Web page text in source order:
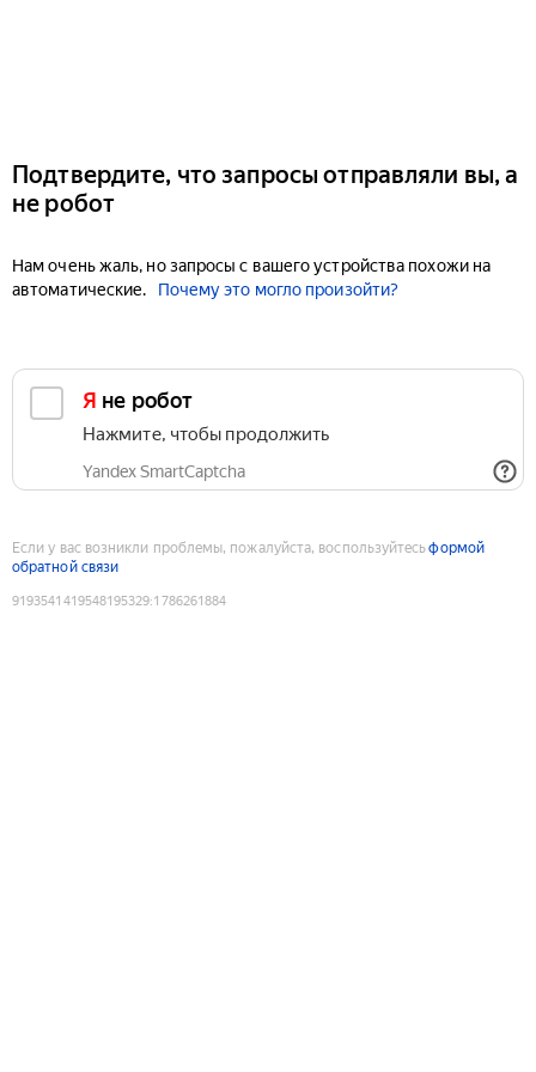
Подтвердите, что запросы отправляли вы, а
не робот
Нам очень жаль, но запросы с вашего устройства похожи на
автоматические.
Почему это могло произойти?
Я не робот
Нажмите, чтобы продолжить
Yandex SmartCaptcha
Если у вас возникли проблемы, пожалуйста, воспользуйтесьформой
обратной связи
9193541419548195329:1786261884